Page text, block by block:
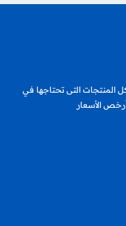
المنتجات التى تحتاجها في
الأسعار